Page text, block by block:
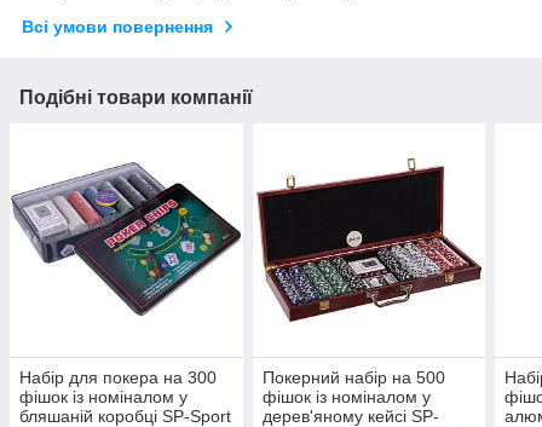
Всі умови повернення
Подібні товари компанії
Набір для покера на 300
фішок із номіналом у
бляшаній коробці SP-Sport
Покерний набір на 500
фішок із номіналом у
дерев'яному кейсі SP-